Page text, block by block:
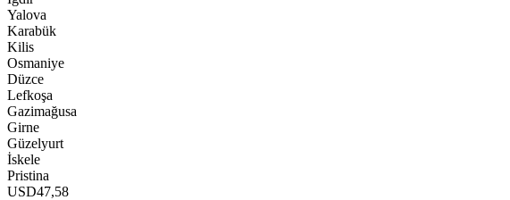
Yalova
Karabük
Kilis
Osmaniye
Düzce
Lefkoşa
Gazimağusa
Girne
Güzelyurt
İskele
Pristina
USD47,58